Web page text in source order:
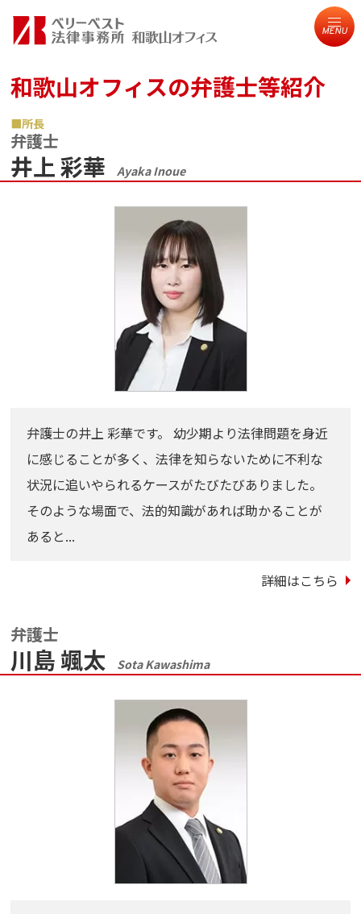
MENU
和歌山オフィスの弁護士等紹介
所長
弁護士
井上 彩華 Ayaka Inoue
弁護士の井上 彩華です。 幼少期より法律問題を身近
に感じることが多く、法律を知らないために不利な
状況に追いやられるケースがたびたびありました。
そのような場面で、法的知識があれば助かることが
あると...
詳細はこちら
弁護士
川島 颯太 Sota Kawashima